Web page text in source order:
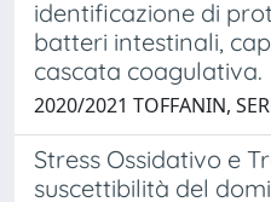
identificazione di
batteri intestinali,
cascata coagulativa.
2020/2021 TOFFANIN,
Stress Ossidativo e
suscettibilità del